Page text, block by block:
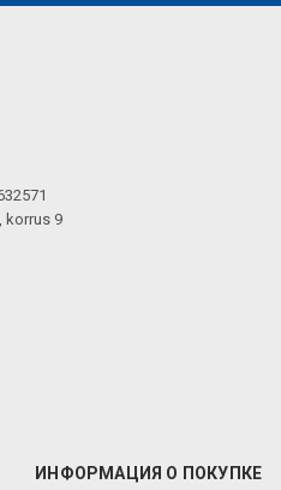
korrus 9
ИНФОРМАЦИЯ О ПОКУПКЕ